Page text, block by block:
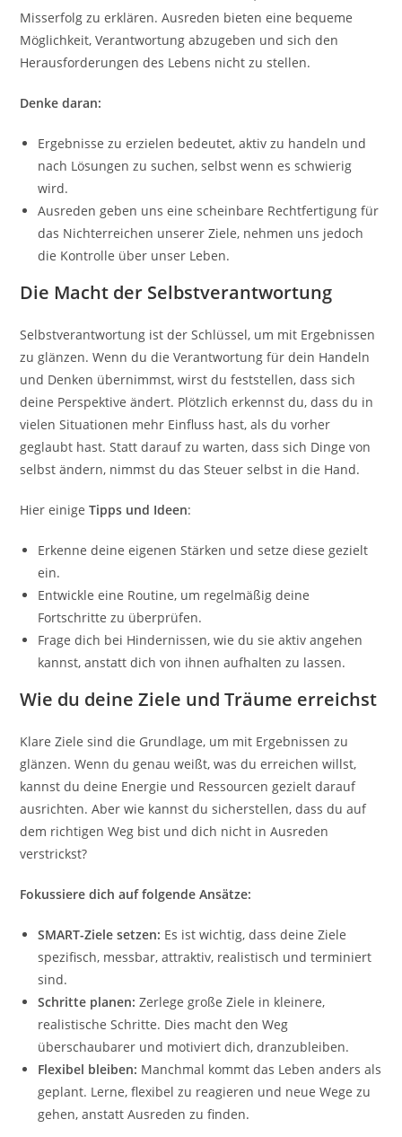
Misserfolg zu erklären. Ausreden bieten eine bequeme
Möglichkeit, Verantwortung abzugeben und sich den
Herausforderungen des Lebens nicht zu stellen.
Denke daran:
Ergebnisse zu erzielen bedeutet, aktiv zu handeln und
nach Lösungen zu suchen, selbst wenn es schwierig
wird.
Ausreden geben uns eine scheinbare Rechtfertigung für
das Nichterreichen unserer Ziele, nehmen uns jedoch
die Kontrolle über unser Leben.
Die Macht der Selbstverantwortung
Selbstverantwortung ist der Schlüssel, um mit Ergebnissen
zu glänzen. Wenn du die Verantwortung für dein Handeln
und Denken übernimmst, wirst du feststellen, dass sich
deine Perspektive ändert. Plötzlich erkennst du, dass du in
vielen Situationen mehr Einfluss hast, als du vorher
geglaubt hast. Statt darauf zu warten, dass sich Dinge von
selbst ändern, nimmst du das Steuer selbst in die Hand.
Hier einigeTipps und Ideen:
Erkenne deine eigenen Stärken und setze diese gezielt
ein.
Entwickle eine Routine, um regelmäßig deine
Fortschritte zu überprüfen.
Frage dich bei Hindernissen, wie du sie aktiv angehen
kannst, anstatt dich von ihnen aufhalten zu lassen.
Wie du deine Ziele und Träume erreichst
Klare Ziele sind die Grundlage, um mit Ergebnissen zu
glänzen. Wenn du genau weißt, was du erreichen willst,
kannst du deine Energie und Ressourcen gezielt darauf
ausrichten. Aber wie kannst du sicherstellen, dass du auf
dem richtigen Weg bist und dich nicht in Ausreden
verstrickst?
Fokussiere dich auf folgende Ansätze:
SMART-Ziele setzen: Es ist wichtig, dass deine Ziele
spezifisch, messbar, attraktiv, realistisch und terminiert
sind.
Schritte planen: Zerlege große Ziele in kleinere,
realistische Schritte. Dies macht den Weg
überschaubarer und motiviert dich, dranzubleiben.
Flexibel bleiben: Manchmal kommt das Leben anders als
geplant. Lerne, flexibel zu reagieren und neue Wege zu
gehen, anstatt Ausreden zu finden.